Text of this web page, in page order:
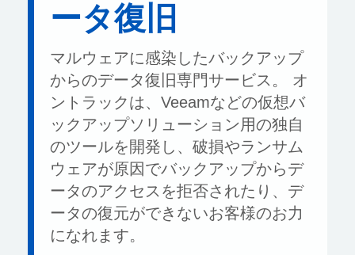
ータ復旧
マルウェアに感染したバックアップ
からのデータ復旧専門サービス。 オ
ントラックは、Veeamなどの仮想バ
ックアップソリューション用の独自
のツールを開発し、破損やランサム
ウェアが原因でバックアップからデ
ータのアクセスを拒否されたり、デ
ータの復元ができないお客様のお力
になれます。